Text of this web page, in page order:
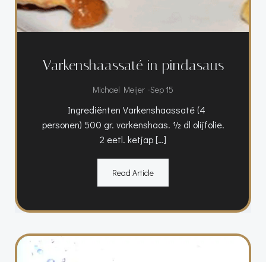
Varkenshaassaté in pindasaus
Michael Meijer -Sep 15
Ingrediënten Varkenshaassaté (4
personen) 500 gr. varkenshaas. ½ dl olijfolie.
2 eetl. ketjap […]
Read Article